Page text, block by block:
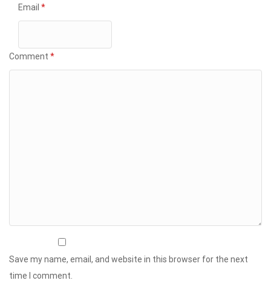
Email *
Comment *
Save my name, email, and website in this browser for the next
time I comment.